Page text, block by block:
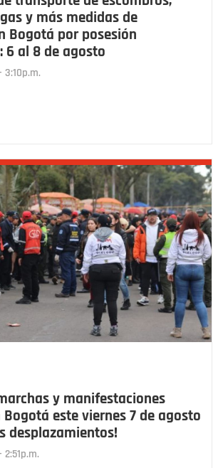
y más medidas de
Bogotá por posesión
6 al 8 de agosto
3:10p.m.
y manifestaciones
este viernes 7 de agosto
desplazamientos!